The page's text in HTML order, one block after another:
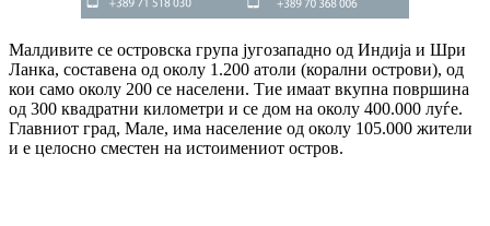
Малдивите се островска група југозападно од Индија и Шри
Ланка, составена од околу 1.200 атоли (корални острови), од
кои само околу 200 се населени. Тие имаат вкупна површина
од 300 квадратни километри и се дом на околу 400.000 луѓе.
Главниот град, Мале, има население од околу 105.000 жители
и е целосно сместен на истоимениот остров.